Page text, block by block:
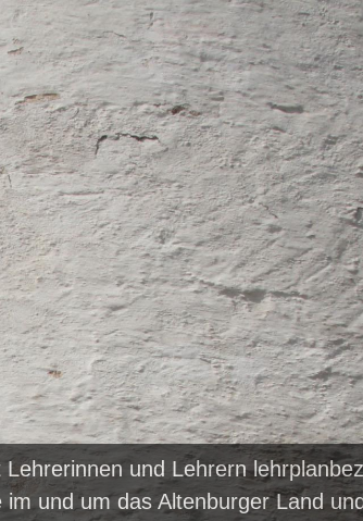
und Lehrern
im und um das Altenburger Land